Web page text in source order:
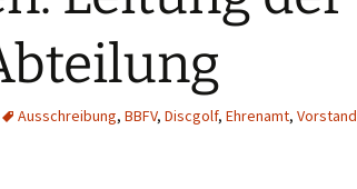
Ausschreibung, BBFV, Discgolf, Ehrenamt, Vorstand